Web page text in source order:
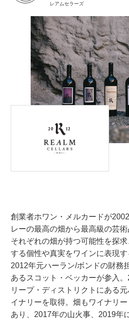
レアムセラーズ
創業者ホワン・メルカードが
レーの最高の畑から最高級の芸術
それぞれの畑が持つ可能性を探
する個性や真実をワインに表現す
2012年元ハーラン/ボンドの財務
あるスコット・ベッカーが参入。
リープ・ディストリクトにある
イナリーを取得。畑もワイナリ
あり、2017年の山火事、2019年